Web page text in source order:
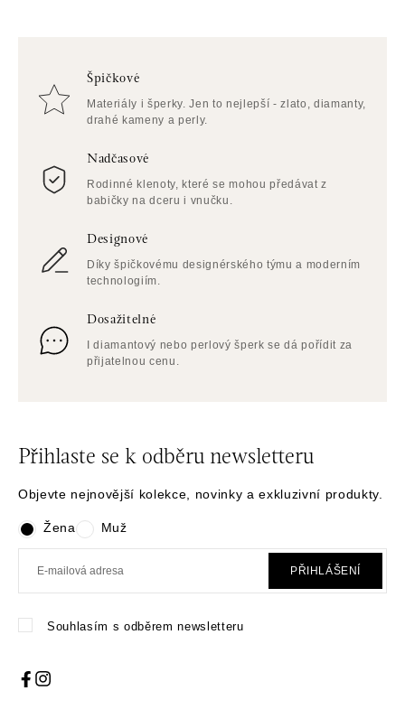
Špičkové
Materiály i šperky. Jen to nejlepší - zlato, diamanty,
drahé kameny a perly.
Nadčasové
Rodinné klenoty, které se mohou předávat z
babičky na dceru i vnučku.
Designové
Díky špičkovému designérského týmu a moderním
technologiím.
Dosažitelné
I diamantový nebo perlový šperk se dá pořídit za
přijatelnou cenu.
Přihlaste se k odběru newsletteru
Objevte nejnovější kolekce, novinky a exkluzivní produkty.
Žena Muž
PŘIHLÁŠENÍ
Souhlasím s odběrem newsletteru